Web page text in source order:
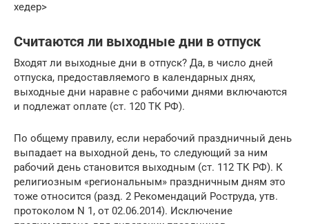
хедер>
Считаются ли выходные дни в отпуск
Входят ли выходные дни в отпуск? Да, в число дней
отпуска, предоставляемого в календарных днях,
выходные дни наравне с рабочими днями включаются
и подлежат оплате (ст. 120 ТК РФ).
По общему правилу, если нерабочий праздничный день
выпадает на выходной день, то следующий за ним
рабочий день становится выходным (ст. 112 ТК РФ). К
религиозным «региональным» праздничным дням это
тоже относится (разд. 2 Рекомендаций Роструда, утв.
протоколом N 1, от 02.06.2014). Исключение